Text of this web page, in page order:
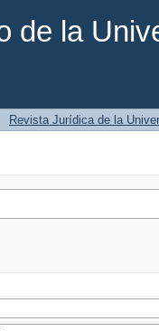
de la
Revista Jurídica de la